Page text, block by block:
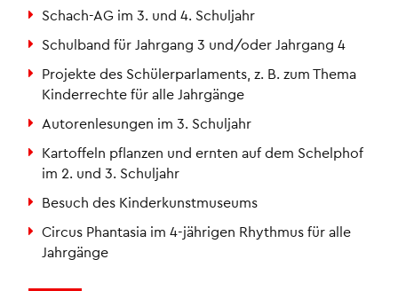
Schach-AG im 3. und 4. Schuljahr
Schulband für Jahrgang 3 und/oder Jahrgang 4
Projekte des Schülerparlaments, z. B. zum Thema
Kinderrechte für alle Jahrgänge
Autorenlesungen im 3. Schuljahr
Kartoffeln pflanzen und ernten auf dem Schelphof
im 2. und 3. Schuljahr
Besuch des Kinderkunstmuseums
Circus Phantasia im 4-jährigen Rhythmus für alle
Jahrgänge